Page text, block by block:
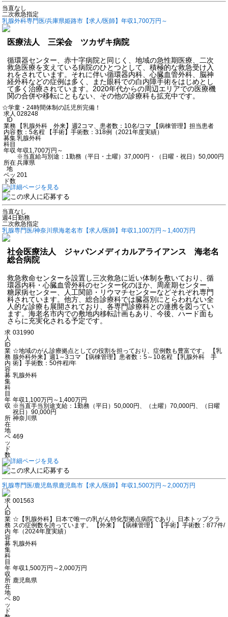
当直なし
二次救急指定
乳腺外科専門医/兵庫県姫路市【求人/医師】年収1,700万円～
医療法人 三栄会 ツカザキ病院
循環器センター、赤十字病院と同じく、地域の急性期医療、二次
救急医療を支えている病院のひとつとして、積極的な救急受け入
れをされています。それに伴い循環器内科、心臓血管外科、脳神
経外科などの症例は多く、また眼科での白内障手術をはじめとし
て多く治療されています。2020年代からの周辺エリアでの医療機
関の合併や移転にともない、その他の診療科も拡充中です。
☆学童・24時間体制の託児所完備！
求人
ID
028248
業務
内容
【乳腺外科 外来】週2コマ、患者数：10名/コマ 【病棟管理】担当患者
数：5名程 【手術】手術数：318例（2021年度実績）
募集
科目
乳腺外科
年収 年収1,700万円～
※当直給与別途：1勤務（平日・土曜）37,000円・（日曜・祝日）50,000円
所在
地
兵庫県
ベッ
ド数
201
当直なし
週4日勤務
二次救急指定
乳腺専門医/神奈川県海老名市【求人/医師】年収1,100万円～1,400万円
社会医療法人 ジャパンメディカルアライアンス 海老名
総合病院
救急救命センターを設置し三次救急に近い体制を敷いており、循
環器内科・心臓血管外科のセンター化のほか、周産期センター、
糖尿病センター、人工関節・リウマチセンターなどそれぞれ専門
科されています。他方、総合診療科では臓器別にとらわれない全
人的な診療も展開されており、各専門診療科との連携を図ってい
ます。海老名市内での敷地内移転計画もあり、今後、ハード面も
さらに充実化される予定です。
求
人
ID
031990
業
務
内
容
☆地域のがん診療拠点としての役割を担っており、症例数も豊富です。 【乳
腺外科外来】週1～3コマ 【病棟管理】患者数：5～10名程 【乳腺外科 手
術】手術数：50件程/年
募
集
科
目
乳腺外科
年
収
年収1,100万円～1,400万円
※当直手当別途支給：1勤務（平日）50,000円、（土曜）70,000円、（日曜
祝日）90,000円
所
在
地
神奈川県
ベ
ッ
ド
数
469
乳腺専門医/鹿児島県鹿児島市【求人/医師】年収1,500万円～2,000万円
求
人
ID
001563
業
務
内
容
☆【乳腺外科】日本で唯一の乳がん特化型拠点病院であり、日本トップクラ
スの症例数を誇っています。 【外来】 【病棟管理】 【手術】手術数：877件/
年（2024年度実績）
募
集
科
目
乳腺外科
年
収
年収1,500万円～2,000万円
所
在
地
鹿児島県
ベ
ッ
ド
80